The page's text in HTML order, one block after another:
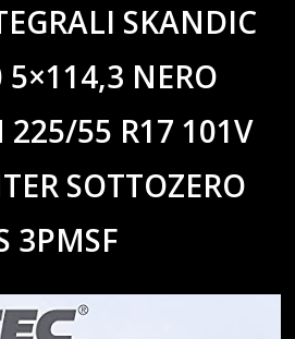
SKANDIC
5×114,3 NERO
225/55 R17 101V
SOTTOZERO
3PMSF